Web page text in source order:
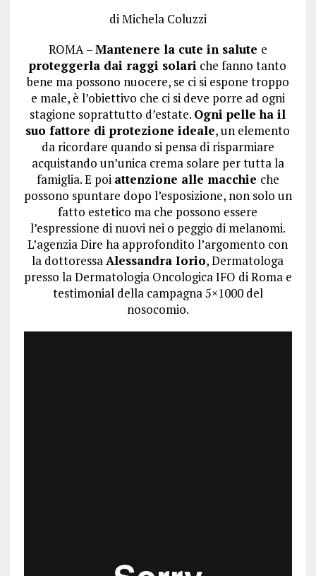
diMichela Coluzzi
ROMA –Mantenere la cute in salute e
proteggerla dai raggi solari che fanno tanto
bene ma possono nuocere, se ci si espone troppo
e male, è l’obiettivo che ci si deve porre ad ogni
stagione soprattutto d’estate. Ogni pelle ha il
suo fattore di protezione ideale, un elemento
da ricordare quando si pensa di risparmiare
acquistando un’unica crema solare per tutta la
famiglia. E poi attenzione alle macchie che
possono spuntare dopo l’esposizione, non solo un
fatto estetico ma che possono essere
l’espressione di nuovi nei o peggio di melanomi.
L’agenzia Dire ha approfondito l’argomento con
la dottoressaAlessandra Iorio, Dermatologa
presso la Dermatologia Oncologica IFO di Roma e
testimonial della campagna 5×1000 del
nosocomio.